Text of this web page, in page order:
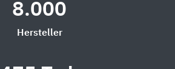
8.000
Hersteller